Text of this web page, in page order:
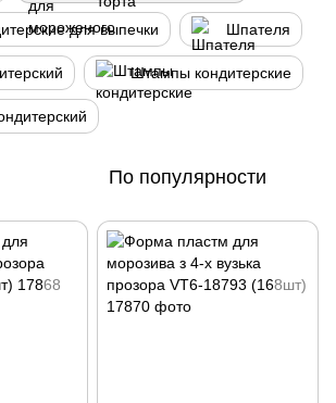
для выпечки Шпателя
Штампы кондитерские
По популярности